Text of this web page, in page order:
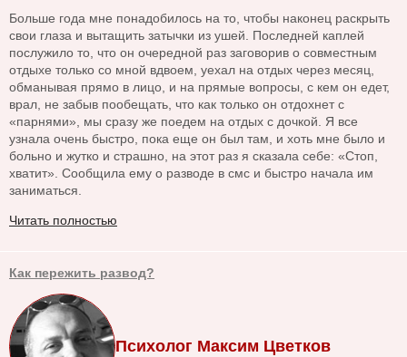
Больше года мне понадобилось на то, чтобы наконец раскрыть
свои глаза и вытащить затычки из ушей. Последней каплей
послужило то, что он очередной раз заговорив о совместным
отдыхе только со мной вдвоем, уехал на отдых через месяц,
обманывая прямо в лицо, и на прямые вопросы, с кем он едет,
врал, не забыв пообещать, что как только он отдохнет с
«парнями», мы сразу же поедем на отдых с дочкой. Я все
узнала очень быстро, пока еще он был там, и хоть мне было и
больно и жутко и страшно, на этот раз я сказала себе: «Стоп,
хватит». Сообщила ему о разводе в смс и быстро начала им
заниматься.
Читать полностью
Как пережить развод?
Психолог Максим Цветков